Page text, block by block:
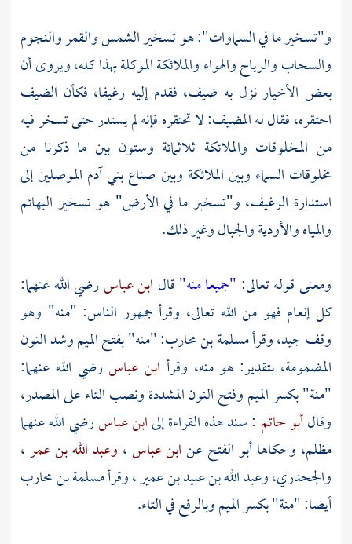
و"تسخير ما في السماوات": هو تسخير الشمس والقمر والنجوم
والسحاب والرياح والهواء والملائكة الموكلة بهذا كله، ويروى أن
بعض الأخيار نزل به ضيف، فقدم إليه رغيفا، فكأن الضيف
احتقره، فقال له المضيف: لا تحتقره فإنه لم يستدر حتى تسخر فيه
من المخلوقات والملائكة ثلاثمائة وستون بين ما ذكرنا من
مخلوقات السماء وبين الملائكة وبين صناع بني آدم الموصلين إلى
استدارة الرغيف، و"تسخير ما في الأرض" هو تسخير البهائم
والمياه والأودية والجبال وغير ذلك.
ومعنى قوله تعالى: "جميعا منه"قال ابن عباسرضي الله عنهما:
كل إنعام فهو من الله تعالى، وقرأ جمهور الناس: "منه" وهو
وقف جيد، وقرأمسلمة بن محارب:"منه" بفتح الميم وشد النون
المضمومة، بتقدير: هو منه، وقرأ ابن عباسرضي الله عنهما:
"منة" بكسر الميم وفتح النون المشددة ونصب التاء على المصدر،
وقالأبو حاتم : سند هذه القراءة إلىابن عباسرضي الله عنهما
مظلم، وحكاهاأبو الفتحعنابن عباس، وعبد الله بن عمر،
والجحدري،وعبد الله بن عبيد بن عمير، وقرأمسلمة بن محارب
أيضا: "منة" بكسر الميم وبالرفع في التاء.